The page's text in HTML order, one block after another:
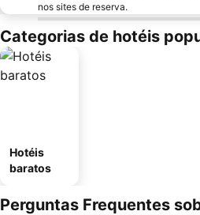
nos sites de reserva.
Categorias de hotéis
Hotéis
baratos
Perguntas Frequentes